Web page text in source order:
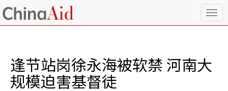
T
o
e
n
逢节站岗徐永海被软禁 河南大
规模迫害基督徒